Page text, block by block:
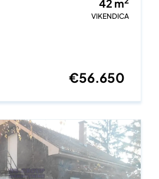
42 m
VIKENDICA
€56.650